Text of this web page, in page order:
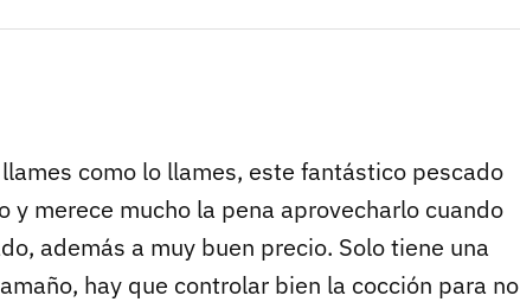
como lo llames, este fantástico pescado
merece mucho la pena aprovecharlo cuando
además a muy buen precio. Solo tiene una
hay que controlar bien la cocción para no